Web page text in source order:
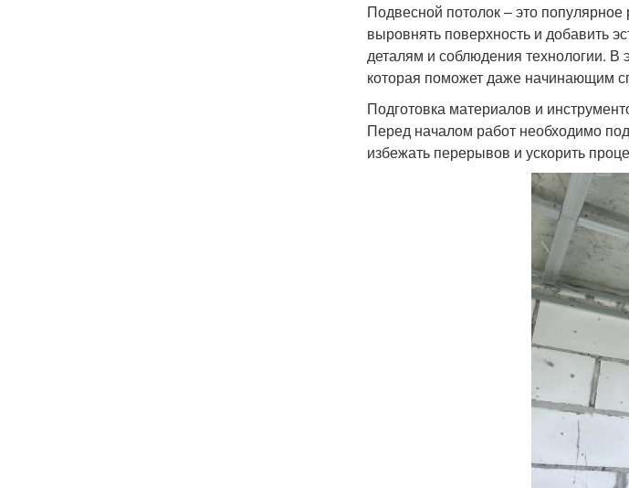
Подвесной потолок – это
выровнять поверхность и добавить
деталям и соблюдения технологии.
которая поможет даже начинающим
Подготовка материалов и
Перед началом работ необходимо
избежать перерывов и ускорить